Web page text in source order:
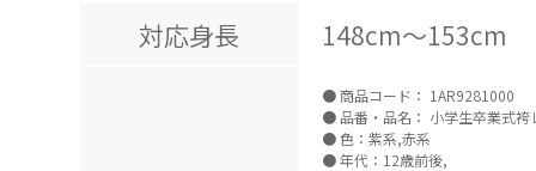
対応身長 148cm～153cm
商品コード： 1AR9281000
品番・品名： 小学生卒業式
色：紫系,赤系
年代：12歳前後,